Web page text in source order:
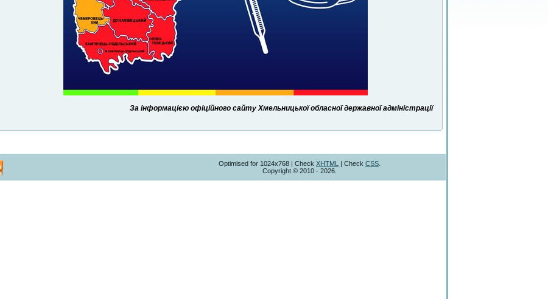
За інформацією офіційного сайту Хмельницької обласної державної адміністрації
Optimised for 1024x768 | Check XHTML | Check CSS
Copyright © 2010 - 2026.